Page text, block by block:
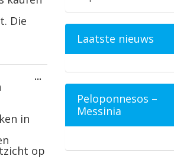
Die
in
op
... Wissel
deze
metabox.
Laatste nieuws
Peloponnesos –
Messinia